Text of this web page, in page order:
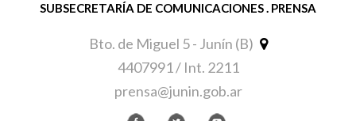
SUBSECRETARÍA DE COMUNICACIONES . PRENSA
Bto. de Miguel 5 - Junín (B)
4407991 / Int. 2211
prensa@junin.gob.ar